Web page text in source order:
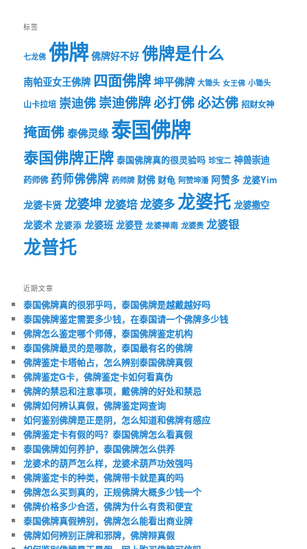
标签
七龙佛 佛牌 佛牌好不好 佛牌是什么
南帕亚女王佛牌 四面佛牌坤平佛牌 大锄头 女王佛 小锄头
山卡拉培 崇迪佛崇迪佛牌必打佛必达佛 招财女神
掩面佛泰佛灵缘泰国佛牌
泰国佛牌正牌 泰国佛牌真的很灵验吗 珍宝二 神兽崇迪
药师佛 药师佛佛牌 药师牌 财佛 财龟 阿赞坤潘 阿赞多 龙婆Yim
龙婆卡贤 龙婆坤龙婆培龙婆多龙婆托 龙婆撒空
龙婆术 龙婆添 龙婆班 龙婆登 龙婆禅南 龙婆贵 龙婆银
龙普托
近期文章
泰国佛牌真的很邪乎吗，泰国佛牌是越戴越好吗
泰国佛牌鉴定需要多少钱，在泰国请一个佛牌多少钱
佛牌怎么鉴定哪个师傅，泰国佛牌鉴定机构
泰国佛牌最灵的是哪款，泰国最有名的佛牌
佛牌鉴定卡塔帕占，怎么辨别泰国佛牌真假
佛牌鉴定G卡，佛牌鉴定卡如何看真伪
佛牌的禁忌和注意事项，戴佛牌的好处和禁忌
佛牌如何辨认真假，佛牌鉴定网查询
如何鉴别佛牌是正是阴，怎么知道和佛牌有感应
佛牌鉴定卡有假的吗？泰国佛牌怎么看真假
泰国佛牌如何养护，泰国佛牌怎么供养
龙婆术的葫芦怎么样，龙婆术葫芦功效强吗
佛牌鉴定卡的种类，佛牌带卡就是真的吗
佛牌怎么买到真的，正规佛牌大概多少钱一个
佛牌价格多少合适，佛牌为什么有贵和便宜
泰国佛牌真假辨别，佛牌怎么能看出商业牌
佛牌如何辨别正牌和邪牌，佛牌辩真假